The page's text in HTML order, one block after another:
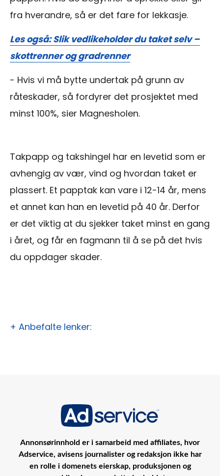
fra hverandre, så er det fare for lekkasje.
Les også: Slik vedlikeholder du taket selv –
skottrenner og gradrenner
- Hvis vi må bytte undertak på grunn av
råteskader, så fordyrer det prosjektet med
minst 100%, sier Magnesholen.
Takpapp og takshingel har en levetid som er
avhengig av vær, vind og hvordan taket er
plassert. Et papptak kan vare i 12-14 år, mens
et annet kan han en levetid på 40 år. Derfor
er det viktig at du sjekker taket minst en gang
i året, og får en fagmann til å se på det hvis
du oppdager skader.
+ Anbefalte lenker:
Annonsørinnhold er i samarbeid med affiliates, hvor
Adservice, avisens journalister og redaksjon ikke har
en rolle i domenets eierskap, produksjonen og